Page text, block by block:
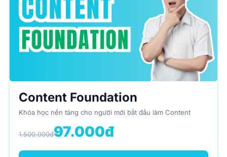
Content Foundation
Khóa học nền tảng cho người mới bắt đầu làm Content
1.500.000đ97.000đ